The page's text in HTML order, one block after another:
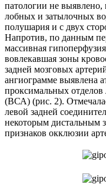
патологии не
лобных и затылочных
полушария и с двух
Напротив, по данным
массивная
вовлекавшая зоны
задней мозговых
ангиограмме выявлена
проксимальных
(ВСА) (рис. 2).
левой задней
некоторым дистальным
признаков окклюзии